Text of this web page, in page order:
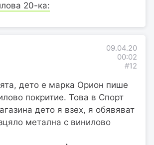
20-ка:
09.04.20
00:02
#12
дето е марка Орион пише
покритие. Това в Спорт
дето я взех, я обявяват
метална с винилово